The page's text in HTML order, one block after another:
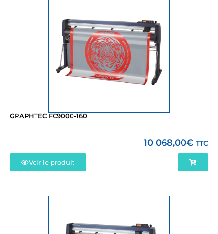
GRAPHTEC FC9000-160
10 068,00€ TTC
Voir le produit